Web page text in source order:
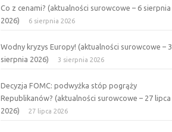
Co z cenami? (aktualności surowcowe – 6 sierpnia
2026)
6 sierpnia 2026
Wodny kryzys Europy! (aktualności surowcowe – 3
sierpnia 2026)
3 sierpnia 2026
Decyzja FOMC: podwyżka stóp pogrąży
Republikanów? (aktualności surowcowe – 27 lipca
2026)
27 lipca 2026